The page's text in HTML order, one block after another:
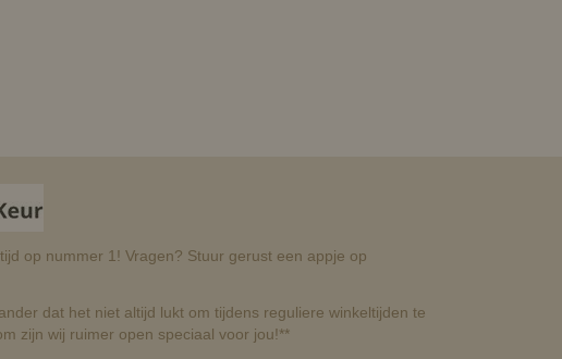
op nummer 1! Vragen? Stuur gerust een appje op
dat het niet altijd lukt om tijdens reguliere winkeltijden te
zijn wij ruimer open speciaal voor jou!**